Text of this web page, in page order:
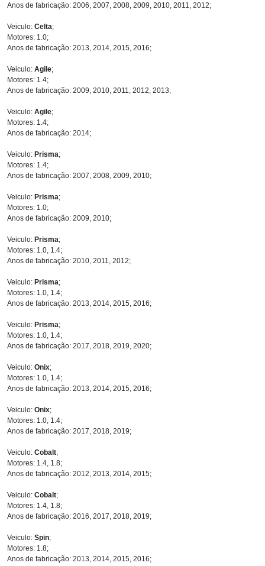
Anos de fabricação: 2006, 2007, 2008, 2009, 2010, 2011, 2012;
Veiculo: Celta;
Motores: 1.0;
Anos de fabricação: 2013, 2014, 2015, 2016;
Veiculo: Agile;
Motores: 1.4;
Anos de fabricação: 2009, 2010, 2011, 2012, 2013;
Veiculo: Agile;
Motores: 1.4;
Anos de fabricação: 2014;
Veiculo: Prisma;
Motores: 1.4;
Anos de fabricação: 2007, 2008, 2009, 2010;
Veiculo: Prisma;
Motores: 1.0;
Anos de fabricação: 2009, 2010;
Veiculo: Prisma;
Motores: 1.0, 1.4;
Anos de fabricação: 2010, 2011, 2012;
Veiculo: Prisma;
Motores: 1.0, 1.4;
Anos de fabricação: 2013, 2014, 2015, 2016;
Veiculo: Prisma;
Motores: 1.0, 1.4;
Anos de fabricação: 2017, 2018, 2019, 2020;
Veiculo: Onix;
Motores: 1.0, 1.4;
Anos de fabricação: 2013, 2014, 2015, 2016;
Veiculo: Onix;
Motores: 1.0, 1.4;
Anos de fabricação: 2017, 2018, 2019;
Veiculo: Cobalt;
Motores: 1.4, 1.8;
Anos de fabricação: 2012, 2013, 2014, 2015;
Veiculo: Cobalt;
Motores: 1.4, 1.8;
Anos de fabricação: 2016, 2017, 2018, 2019;
Veiculo: Spin;
Motores: 1.8;
Anos de fabricação: 2013, 2014, 2015, 2016;